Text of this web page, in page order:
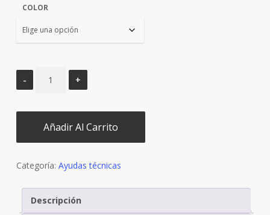
COLOR
Añadir Al Carrito
Categoría: Ayudas técnicas
Descripción